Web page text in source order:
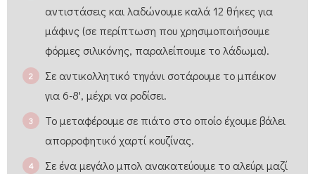
αντιστάσεις και λαδώνουμε καλά 12 θήκες για
μάφινς (σε περίπτωση που χρησιμοποιήσουμε
φόρμες σιλικόνης, παραλείπουμε το λάδωμα).
Σε αντικολλητικό τηγάνι σοτάρουμε το μπέικον
για 6-8', μέχρι να ροδίσει.
Το μεταφέρουμε σε πιάτο στο οποίο έχουμε βάλει
απορροφητικό χαρτί κουζίνας.
Σε ένα μεγάλο μπολ ανακατεύουμε το αλεύρι μαζί